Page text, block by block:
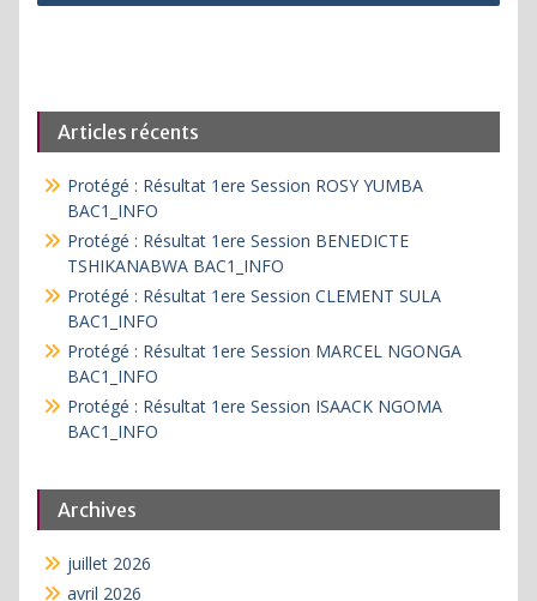
Articles récents
Protégé : Résultat 1ere Session ROSY YUMBA
BAC1_INFO
Protégé : Résultat 1ere Session BENEDICTE
TSHIKANABWA BAC1_INFO
Protégé : Résultat 1ere Session CLEMENT SULA
BAC1_INFO
Protégé : Résultat 1ere Session MARCEL NGONGA
BAC1_INFO
Protégé : Résultat 1ere Session ISAACK NGOMA
BAC1_INFO
Archives
juillet 2026
avril 2026